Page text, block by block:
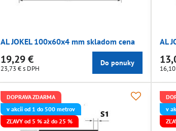
AL JOKEL 100x60x4 mm skladom cena
19,29 €
23,73 €s DPH
Do ponuky
AL
DOPRAVA ZDARMA
v akcii od 1 do 500 metrov
ZĽAVY od 5 % až do 25 %
v